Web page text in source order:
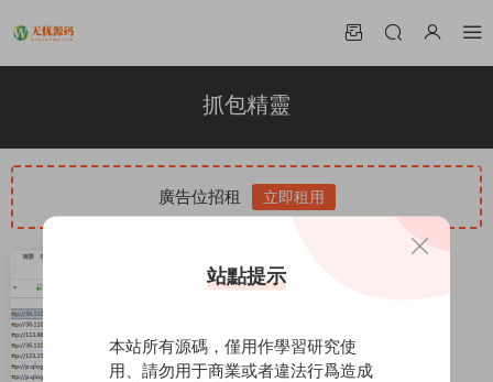
抓包精靈
廣告位招租 立即租用
站點提示
本站所有源碼，僅用作學習研究使
用、請勿用于商業或者違法行爲造成